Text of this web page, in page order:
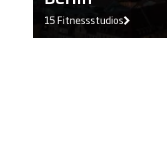
15 Fitnessstudios